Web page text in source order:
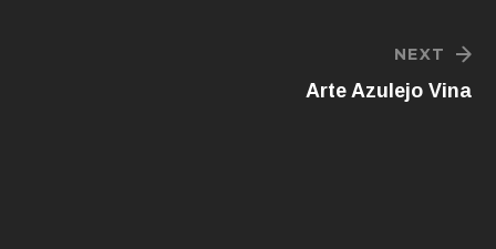
NEXT
Arte Azulejo Vina